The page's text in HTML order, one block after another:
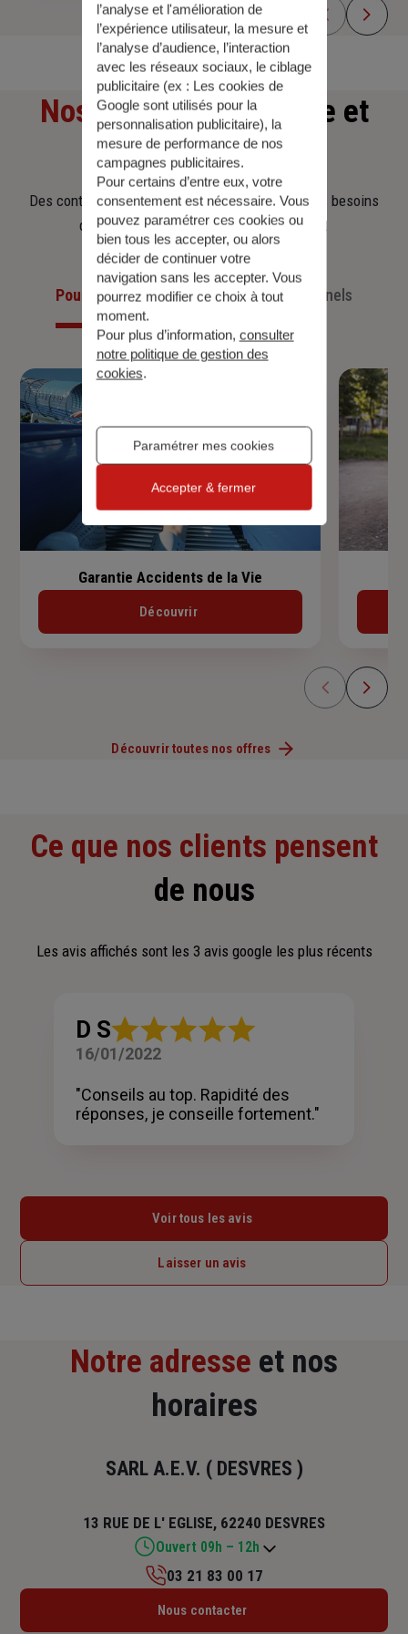
Nos offresd'assurance et
d'épargne
Des contrats clairs et flexibles pour sécuriser vos besoins
d’aujourd’hui et anticiper ceux de demain.
Pour les particuliersPour les professionnels
Garantie Accidents de la Vie
Découvrir
Découvrir toutes nos offres
Ce que nos clients pensent
de nous
Les avis affichés sont les 3 avis google les plus récents
D SNote
5
5
étoiles
16/01/2022
"Conseils au top. Rapidité des
réponses, je conseille fortement."
Voir tous les avis
Laisser un avis
Notre adresse et nos
horaires
SARL A.E.V. ( DESVRES )
13 RUE DE L' EGLISE, 62240 DESVRES
Ouvert 09h – 12h
Lundi : 09h – 12h
03 21 83 00 17
Nous contacter
l’analyse et l'amélioration de
l’expérience utilisateur, la mesure et
l’analyse d’audience, l’interaction
avec les réseaux sociaux, le ciblage
publicitaire (ex : Les cookies de
Google sont utilisés pour la
personnalisation publicitaire), la
mesure de performance de nos
campagnes publicitaires.
Pour certains d’entre eux, votre
consentement est nécessaire. Vous
pouvez paramétrer ces cookies ou
bien tous les accepter, ou alors
décider de continuer votre
navigation sans les accepter. Vous
pourrez modifier ce choix à tout
moment.
Pour plus d’information, consulter
notre politique de gestion des
cookies.
Paramétrer mes cookies
Accepter & fermer